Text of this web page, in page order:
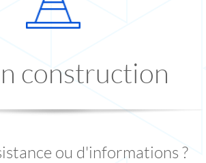
construction
ou d'informations ?